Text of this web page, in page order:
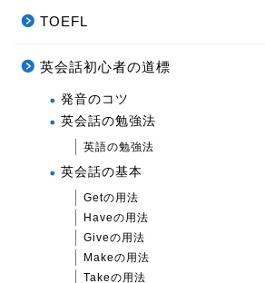
TOEFL
英会話初心者の道標
発音のコツ
英会話の勉強法
英語の勉強法
英会話の基本
Getの用法
Haveの用法
Giveの用法
Makeの用法
Takeの用法